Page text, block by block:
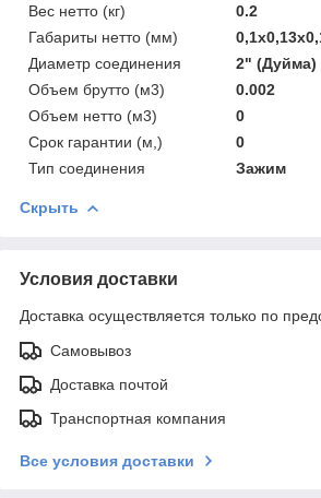
Вес нетто (кг)
0.2
Габариты нетто (мм)
Диаметр соединения
2" (Дуйма)
Объем брутто (м3)
0.002
Объем нетто (м3)
0
Срок гарантии (м,)
0
Тип соединения
Зажим
Скрыть
Условия доставки
Доставка осуществляется только по
Самовывоз
Доставка почтой
Транспортная компания
Все условия доставки